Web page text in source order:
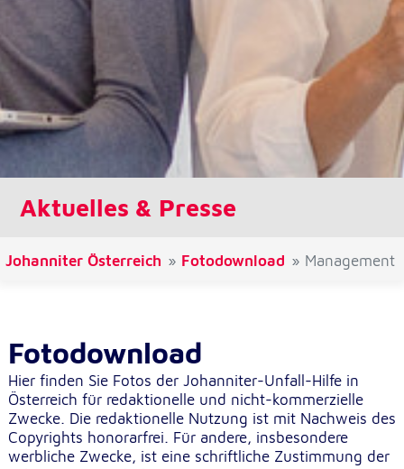
Aktuelles & Presse
Johanniter Österreich Fotodownload Management
Fotodownload
Hier finden Sie Fotos der Johanniter-Unfall-Hilfe in
Österreich für redaktionelle und nicht-kommerzielle
Zwecke. Die redaktionelle Nutzung ist mit Nachweis des
Copyrights honorarfrei. Für andere, insbesondere
werbliche Zwecke, ist eine schriftliche Zustimmung der
Zweck:
Dieser Cookie speichert die gewählte
Einverständnisoption bezüglich Google Analytics
Opt-Out
Cookie Laufzeit:
1 Jahr
Einverständnis-Cookie
Name:
Zweck:
1 Jahr
Statistik
Statistik Cookies erfassen Informationen anonym.
Diese Informationen helfen uns zu verstehen, wie